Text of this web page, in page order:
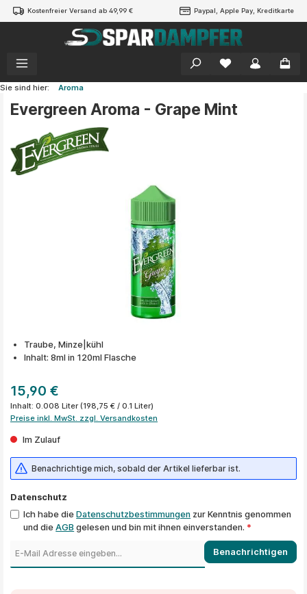
springen
Kostenfreier Versand ab 49,99 € Paypal, Apple Pay, Kreditkarte
Sie sind hier: Aroma
Evergreen Aroma - Grape Mint
Traube, Minze|kühl
Inhalt: 8ml in 120ml Flasche
15,90 €
Inhalt: 0.008 Liter (198,75 € / 0.1 Liter)
Preise inkl. MwSt. zzgl. Versandkosten
Im Zulauf
Benachrichtige mich, sobald der Artikel lieferbar ist.
Datenschutz
Ich habe dieDatenschutzbestimmungen zur Kenntnis genommen
und dieAGB gelesen und bin mit ihnen einverstanden.*
Benachrichtigen